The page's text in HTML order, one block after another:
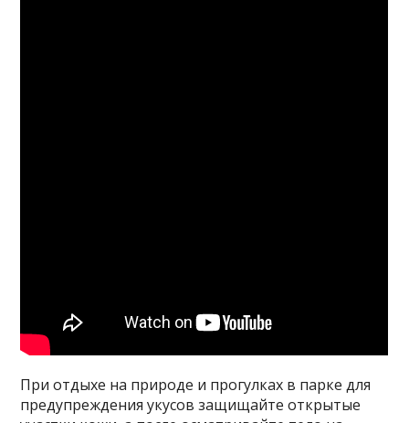
При отдыхе на природе и прогулках в парке для
предупреждения укусов защищайте открытые